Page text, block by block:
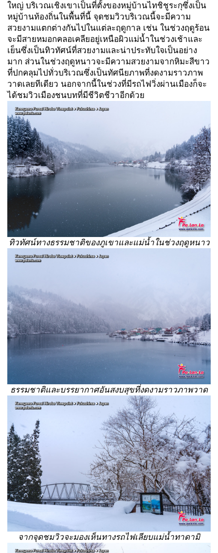
ใหญ่ บริเวณเชิงเขาเป็นที่ตั้งของหมู่บ้านไทชิชูระกุซึ่งเป็น
หมู่บ้านท้องถิ่นในพื้นที่นี้ จุดชมวิวบริเวณนี้จะมีความ
สวยงามแตกต่างกันไปในแต่ละฤดูกาล เช่น ในช่วงฤดูร้อน
จะมีสายหมอกคลอเคลียอยู่เหนือผิวแม่น้ำในช่วงเช้าและ
เย็นซึ่งเป็นทิวทัศน์ที่สวยงามและน่าประทับใจเป็นอย่าง
มาก ส่วนในช่วงฤดูหนาวจะมีความสวยงามจากหิมะสีขาว
ที่ปกคลุมไปทั่วบริเวณซึ่งเป็นทัศนียภาพที่งดงามราวภาพ
วาดเลยทีเดียว นอกจากนี้ในช่วงที่มีรถไฟวิ่งผ่านเมืองก็จะ
ได้ชมวิวเมืองชนบทที่มีชีวิตชีวาอีกด้วย
ทิวทัศน์ทางธรรมชาติของภูเขาและแม่น้ำในช่วงฤดูหนาว
ธรรมชาติและบรรยากาศอันสงบสุขที่งดงามราวภาพวาด
จากจุดชมวิวจะมองเห็นทางรถไฟเลียบแม่น้ำทาดามิ